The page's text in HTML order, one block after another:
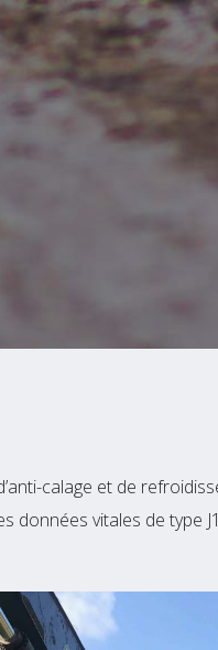
calage et de
données vitales de type